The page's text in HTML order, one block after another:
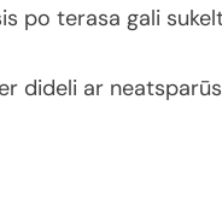
po terasa gali
dideli ar neatsparūs